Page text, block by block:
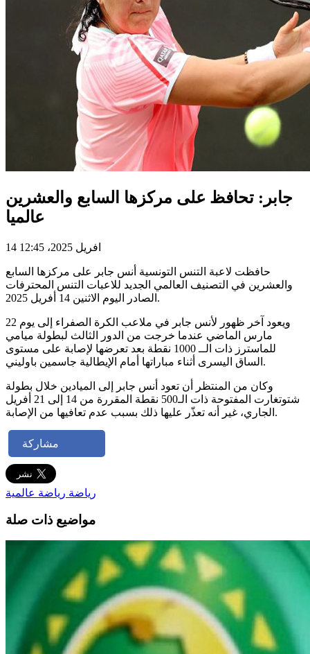
جابر: تحافظ على مركزها السابع والعشرين
عالميا
14 افريل 2025، 12:45
حافظت لاعبة التنس التونسية أنس جابر على مركزها السابع
والعشرين في التصنيف العالمي الجديد للاعبات التنس المحترفات
الصادر اليوم الاثنين 14 أفريل 2025.
ويعود آخر ظهور لأنس جابر في ملاعب الكرة الصفراء إلى يوم 22
مارس الماضي عندما خرجت من الدور الثالث لبطولة ميامي
للماسترز ذات الــ 1000 نقطة بعد تعرضها لإصابة على مستوى
الساق اليسرى أثناء مباراتها أمام الإيطالية جاسمين باوليني.
وكان من المنتظر أن تعود أنس جابر إلى الميادين خلال بطولة
شتوتغارت المفتوحة ذات الـ500 نقطة المقررة من 14 إلى 21 أفريل
الجاري، غير أنه تعذّر عليها ذلك بسبب عدم تعافيها من الإصابة.
مشاركة
رياضة رياضة عالمية
مواضيع ذات صلة